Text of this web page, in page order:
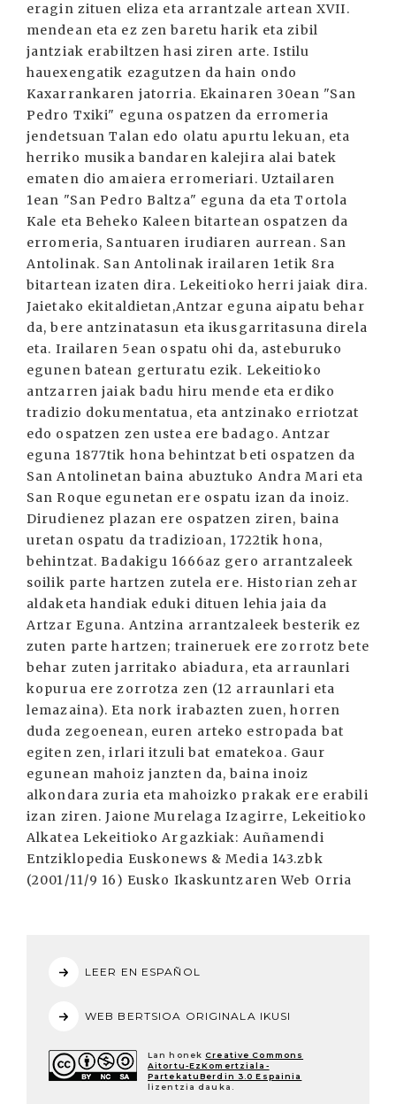
eragin zituen eliza eta arrantzale artean XVII.
mendean eta ez zen baretu harik eta zibil
jantziak erabiltzen hasi ziren arte. Istilu
hauexengatik ezagutzen da hain ondo
Kaxarrankaren jatorria. Ekainaren 30ean "San
Pedro Txiki" eguna ospatzen da erromeria
jendetsuan Talan edo olatu apurtu lekuan, eta
herriko musika bandaren kalejira alai batek
ematen dio amaiera erromeriari. Uztailaren
1ean "San Pedro Baltza" eguna da eta Tortola
Kale eta Beheko Kaleen bitartean ospatzen da
erromeria, Santuaren irudiaren aurrean. San
Antolinak. San Antolinak irailaren 1etik 8ra
bitartean izaten dira. Lekeitioko herri jaiak dira.
Jaietako ekitaldietan,Antzar eguna aipatu behar
da, bere antzinatasun eta ikusgarritasuna direla
eta. Irailaren 5ean ospatu ohi da, asteburuko
egunen batean gerturatu ezik. Lekeitioko
antzarren jaiak badu hiru mende eta erdiko
tradizio dokumentatua, eta antzinako erriotzat
edo ospatzen zen ustea ere badago. Antzar
eguna 1877tik hona behintzat beti ospatzen da
San Antolinetan baina abuztuko Andra Mari eta
San Roque egunetan ere ospatu izan da inoiz.
Dirudienez plazan ere ospatzen ziren, baina
uretan ospatu da tradizioan, 1722tik hona,
behintzat. Badakigu 1666az gero arrantzaleek
soilik parte hartzen zutela ere. Historian zehar
aldaketa handiak eduki dituen lehia jaia da
Artzar Eguna. Antzina arrantzaleek besterik ez
zuten parte hartzen; traineruek ere zorrotz bete
behar zuten jarritako abiadura, eta arraunlari
kopurua ere zorrotza zen (12 arraunlari eta
lemazaina). Eta nork irabazten zuen, horren
duda zegoenean, euren arteko estropada bat
egiten zen, irlari itzuli bat ematekoa. Gaur
egunean mahoiz janzten da, baina inoiz
alkondara zuria eta mahoizko prakak ere erabili
izan ziren. Jaione Murelaga Izagirre, Lekeitioko
Alkatea Lekeitioko Argazkiak: Auñamendi
Entziklopedia Euskonews & Media 143.zbk
(2001/11/9 16) Eusko Ikaskuntzaren Web Orria
LEER EN ESPAÑOL
WEB BERTSIOA ORIGINALA IKUSI
Lan honek Creative Commons
Aitortu-EzKomertziala-
PartekatuBerdin 3.0 Espainia
lizentzia dauka.